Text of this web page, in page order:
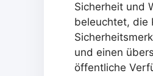
Sicherheit und
beleuchtet, die
und einen
öffentliche